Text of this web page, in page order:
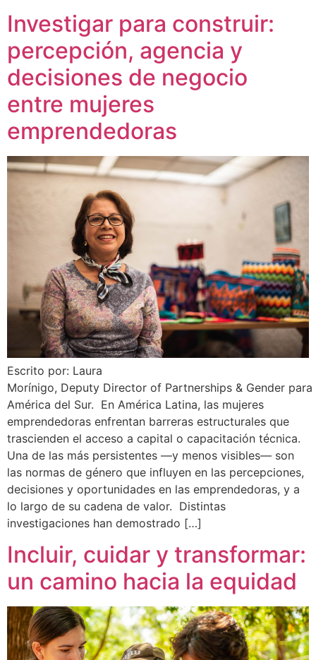
Investigar para construir:
percepción, agencia y
decisiones de negocio
entre mujeres
emprendedoras
Escrito por: Laura
Morínigo, Deputy Director of Partnerships & Gender para
América del Sur. En América Latina, las mujeres
emprendedoras enfrentan barreras estructurales que
trascienden el acceso a capital o capacitación técnica.
Una de las más persistentes —y menos visibles— son
las normas de género que influyen en las percepciones,
decisiones y oportunidades en las emprendedoras, y a
lo largo de su cadena de valor. Distintas
investigaciones han demostrado […]
Incluir, cuidar y transformar:
un camino hacia la equidad